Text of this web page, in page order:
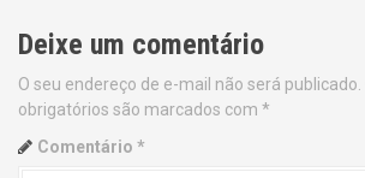
t
n
a
Deixe um comentário
O seu endereço de e-mail não será publicado.
obrigatórios são marcados com *
Comentário *